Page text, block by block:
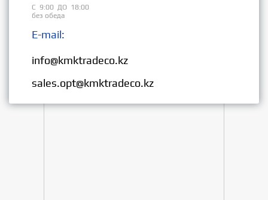
С 9:00 ДО 18:00
без обеда
E-mail:
info@kmktradeco.kz
sales.opt@kmktradeco.kz